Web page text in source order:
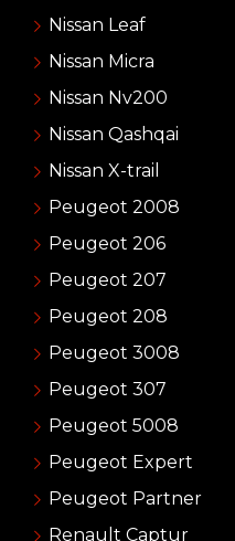
Nissan Leaf
Nissan Micra
Nissan Nv200
Nissan Qashqai
Nissan X-trail
Peugeot 2008
Peugeot 206
Peugeot 207
Peugeot 208
Peugeot 3008
Peugeot 307
Peugeot 5008
Peugeot Expert
Peugeot Partner
Renault Captur